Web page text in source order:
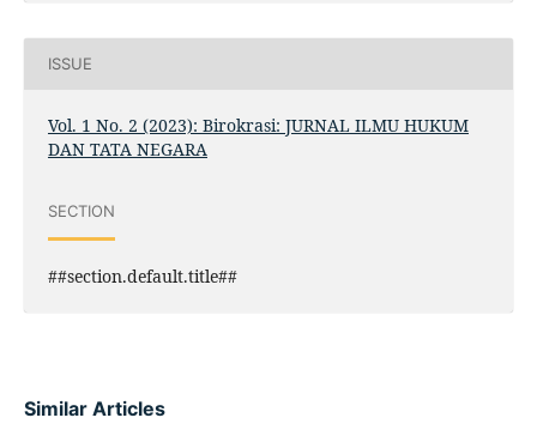
ISSUE
Vol. 1 No. 2 (2023): Birokrasi: JURNAL ILMU HUKUM
DAN TATA NEGARA
SECTION
##section.default.title##
Similar Articles